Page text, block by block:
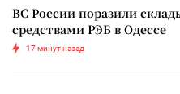
ВС России поразили
средствами РЭБ в Одессе
17 минут назад